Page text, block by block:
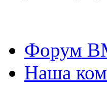
Форум
Наша